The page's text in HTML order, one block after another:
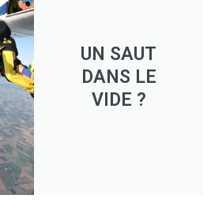
UN SAUT
DANS LE
VIDE ?